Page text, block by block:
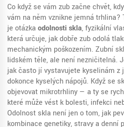
Co když se vám zub začne chvět,
vám na něm vznikne jemná
je otázka odolnosti skla,fyzikální
která určuje, jak dobře zub odolá
mechanickým poškozením. Zubní
lidském těle, ale není nezničitelná.
jak často jí vystavujete kyselinám z
dokonce kyselých nápojů. Když se
objevovat mikrotrhliny — a ty se
které může vést k bolesti, infekci
Odolnost skla není jen o tom, jak
kombinace genetiky, stravy a denní